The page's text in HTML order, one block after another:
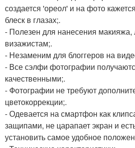
создается 'ореол' и на фото
блеск в глазах;.
- Полезен для нанесения
визажистам;.
- Незаменим для блоггеров на
- Все сэлфи фотографии
качественными;.
- Фотографии не требуют
цветокоррекции;.
- Одевается на смартфон как
защипами, не царапает экран и
установить самое удобное